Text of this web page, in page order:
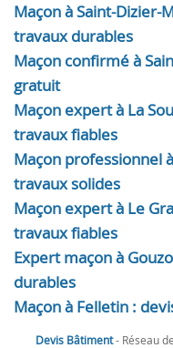
Maçon à Saint-Dizier-
travaux durables
Maçon confirmé à
gratuit
Maçon expert à La
travaux fiables
Maçon professionnel
travaux solides
Maçon expert à Le
travaux fiables
Expert maçon à
durables
Maçon à Felletin :
Devis Bâtiment- Réseau